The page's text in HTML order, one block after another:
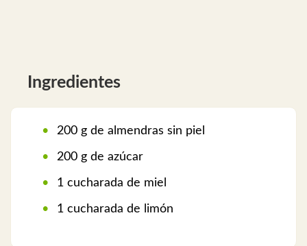
Ingredientes
200 g de almendras sin piel
200 g de azúcar
1 cucharada de miel
1 cucharada de limón